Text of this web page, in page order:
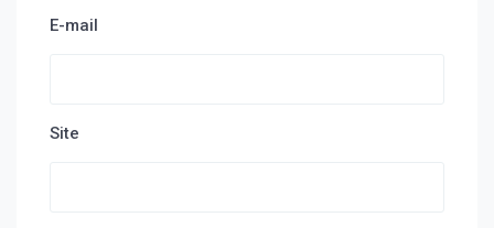
E-mail
Site